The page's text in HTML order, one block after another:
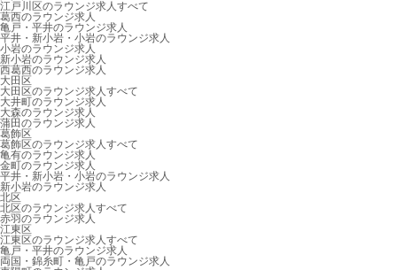
江戸川区のラウンジ求人すべて
葛西のラウンジ求人
亀戸・平井のラウンジ求人
平井・新小岩・小岩のラウンジ求人
小岩のラウンジ求人
新小岩のラウンジ求人
西葛西のラウンジ求人
大田区
大田区のラウンジ求人すべて
大井町のラウンジ求人
大森のラウンジ求人
蒲田のラウンジ求人
葛飾区
葛飾区のラウンジ求人すべて
亀有のラウンジ求人
金町のラウンジ求人
平井・新小岩・小岩のラウンジ求人
新小岩のラウンジ求人
北区
北区のラウンジ求人すべて
赤羽のラウンジ求人
江東区
江東区のラウンジ求人すべて
亀戸・平井のラウンジ求人
両国・錦糸町・亀戸のラウンジ求人